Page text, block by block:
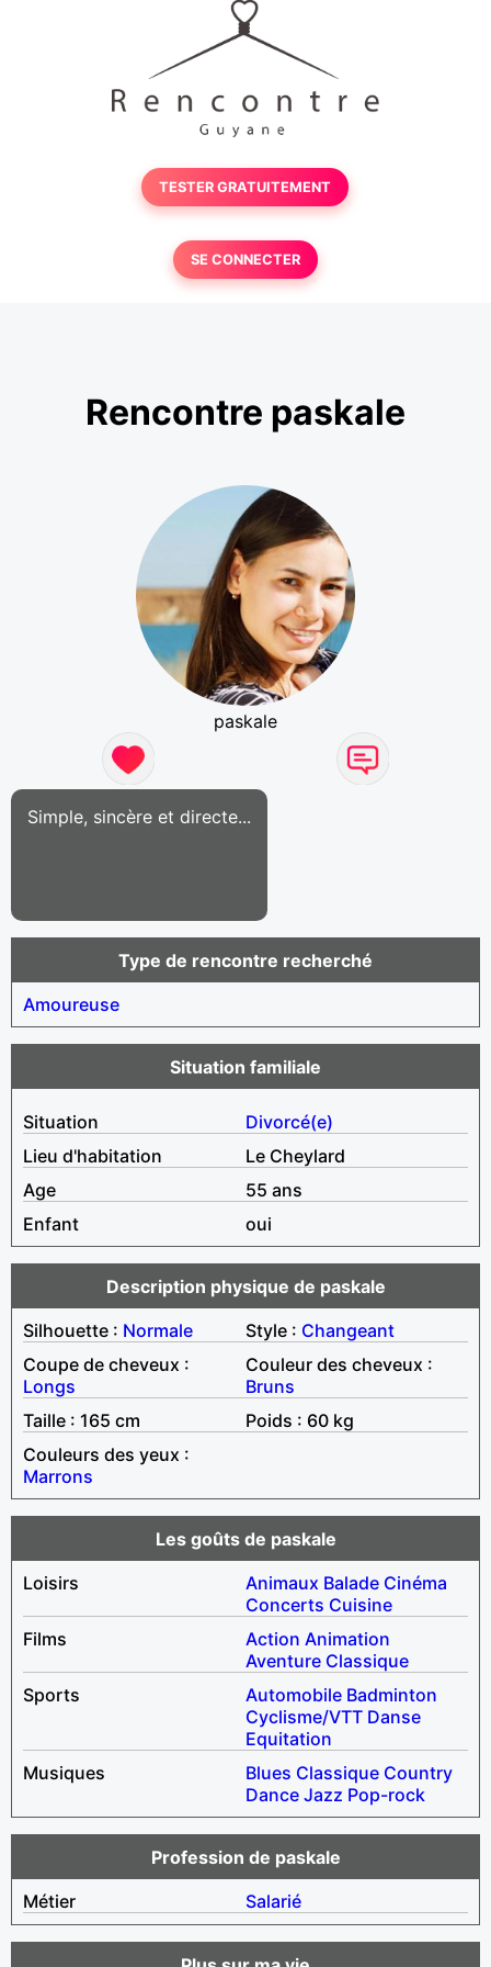
TESTER GRATUITEMENT
SE CONNECTER
Rencontre paskale
paskale
Simple, sincère et directe...
Type de rencontre recherché
Amoureuse
Situation familiale
Situation
Divorcé(e)
Lieu d'habitation
Le Cheylard
Age
55 ans
Enfant
oui
Description physique de paskale
Silhouette : Normale Style : Changeant
Coupe de cheveux :
Longs
Couleur des cheveux :
Bruns
Taille : 165 cm
Poids : 60 kg
Couleurs des yeux :
Marrons
Les goûts de paskale
Loisirs
Animaux Balade Cinéma
Concerts Cuisine
Films
Action Animation
Aventure Classique
Sports
Automobile Badminton
Cyclisme/VTT Danse
Equitation
Musiques
Blues Classique Country
Dance Jazz Pop-rock
Profession de paskale
Métier
Salarié